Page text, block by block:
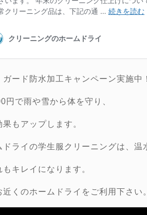
ガード防水加工キャンペーン実施中
円で雨や雪から体を守り、
果もアップします。
ドライの学生服クリーニングは、温
もキレイになります。
近くのホームドライをご利用下さい。